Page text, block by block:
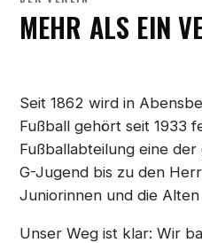
MEHR ALS EIN
Seit 1862 wird in
Fußball gehört seit 1933
Fußballabteilung eine
G-Jugend bis zu den
Juniorinnen und die
Unser Weg ist klar: Wir